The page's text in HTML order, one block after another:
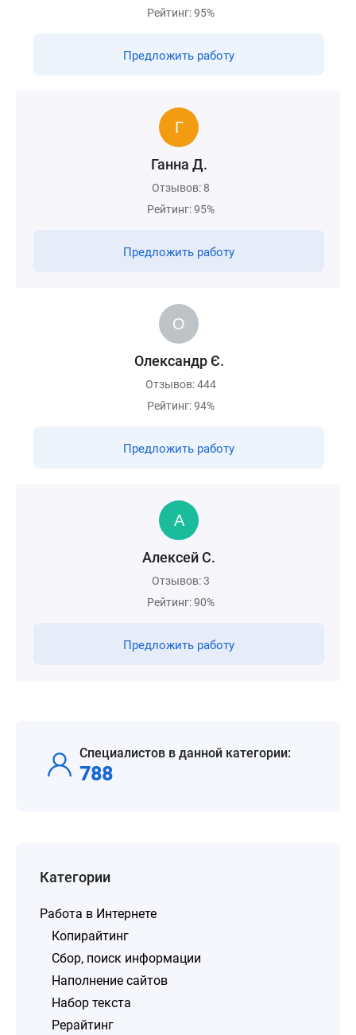
Рейтинг: 95%
Предложить работу
Ганна Д.
Отзывов: 8
Рейтинг: 95%
Предложить работу
Олександр Є.
Отзывов: 444
Рейтинг: 94%
Предложить работу
Алексей С.
Отзывов: 3
Рейтинг: 90%
Предложить работу
Специалистов в данной категории:
788
Категории
Работа в Интернете
Копирайтинг
Сбор, поиск информации
Наполнение сайтов
Набор текста
Рерайтинг